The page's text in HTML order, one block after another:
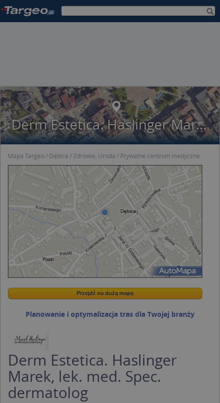
Derm Estetica. Haslinger Marek, lek. med. Spec. dermatolog
Mapa Targeo Dębica Zdrowie, Uroda Prywatne centrum medyczne
Wstaw tę mapkę na swoją stronę
Przejdź na dużą mapę
Przejdź na dużą mapę
Planowanie i optymalizacja tras dla Twojej branży
Derm Estetica. Haslinger
Marek, lek. med. Spec.
dermatolog